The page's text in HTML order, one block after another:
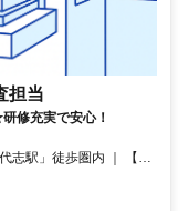
担当
修充実で安心！
志駅」徒歩圏内 ｜ 【バ
志駅」約40〜50分 ｜
分